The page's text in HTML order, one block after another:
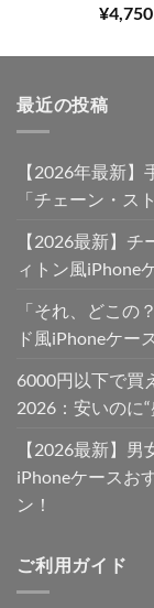
5段階中
5.00
¥4,750
最近の投稿
【2026年最新
「チェーン・ス
【2026最新】
ィトン風iPhone
「それ、どこの
ド風iPhoneケー
6000円以下で買
2026：安いのに
【2026最新】
iPhoneケースお
ン！
ご利用ガイド